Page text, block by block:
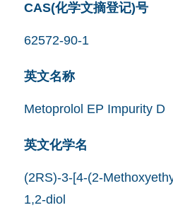
CAS(化学文摘登记)号
62572-90-1
英文名称
Metoprolol EP Impurity D
英文化学名
(2RS)-3-[4-(2-
1,2-diol